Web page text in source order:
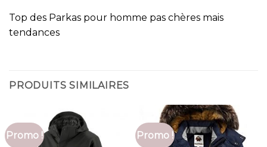
Top des Parkas pour homme pas chères mais
tendances
PRODUITS SIMILAIRES
Promo ! Promo !